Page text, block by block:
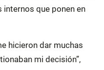
que ponen en
hicieron dar muchas
mi decisión”,